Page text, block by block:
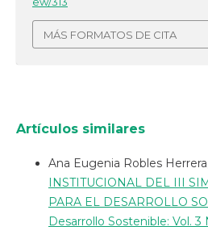
MÁS FORMATOS DE CITA
Artículos similares
Ana Eugenia Robles
INSTITUCIONAL DEL III
PARA EL DESARROLLO
Desarrollo Sostenible: Vol. 3